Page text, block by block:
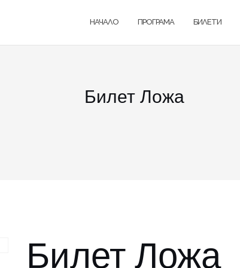
НАЧАЛО ПРОГРАМА БИЛЕТИ
Билет Ложа
Билет Ложа